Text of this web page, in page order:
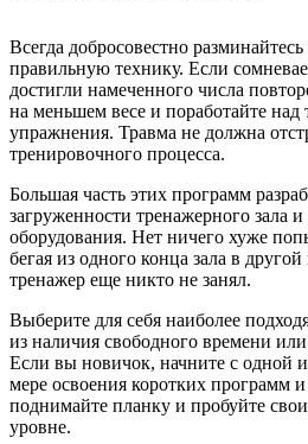
Всегда добросовестно
правильную технику. Если
достигли намеченного числа
на меньшем весе и поработайте
упражнения. Травма не должна
тренировочного процесса.
Большая часть этих программ
загруженности тренажерного зала
оборудования. Нет ничего хуже
бегая из одного конца зала в
тренажер еще никто не занял.
Выберите для себя наиболее
из наличия свободного времени
Если вы новичок, начните с одной
мере освоения коротких программ
поднимайте планку и пробуйте
уровне.